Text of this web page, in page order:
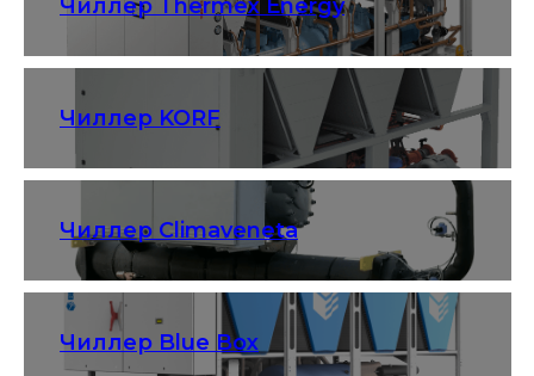
Чиллер Thermex Energy
Чиллер KORF
Чиллер Climaveneta
Чиллер Blue Box